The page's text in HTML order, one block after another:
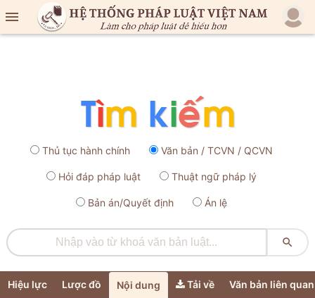

Thủ tục hành chính Văn bản / TCVN / QCVN
Hỏi đáp pháp luật Thuật ngữ pháp lý
Bản án/Quyết định Án lệ

Hiệu lực Lược đồ Nội dung Tải về Văn bản liên quan